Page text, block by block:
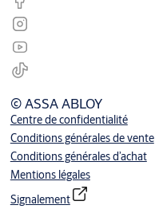
© ASSA ABLOY
Centre de confidentialité
Conditions générales de vente
Conditions générales d’achat
Mentions légales
Signalement